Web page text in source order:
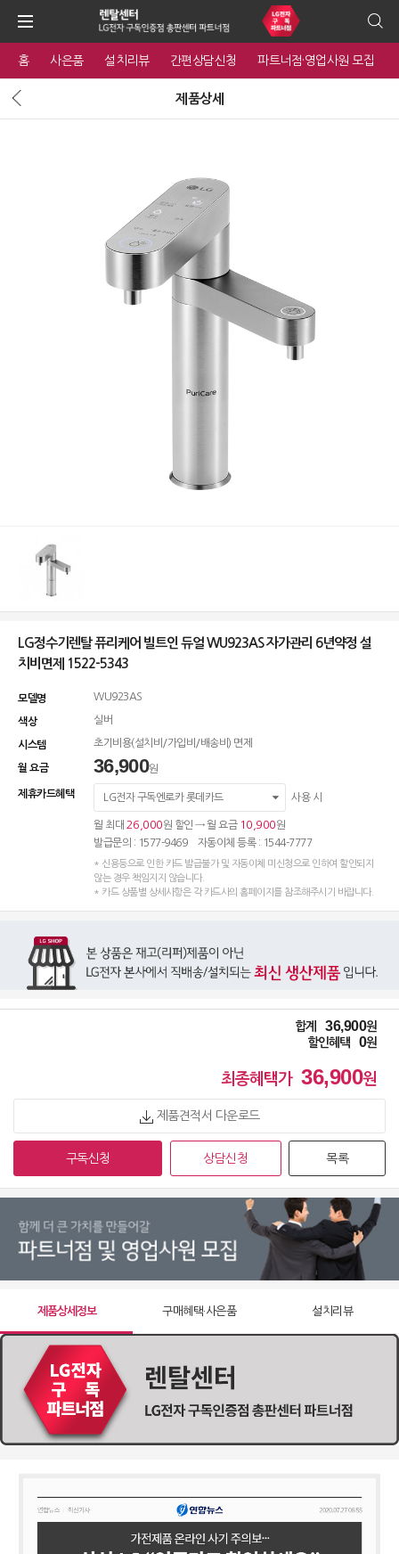
홈 사은품 설치리뷰 간편상담신청 파트너점·영업사원 모집
제품상세
LG정수기렌탈 퓨리케어 빌트인 듀얼 WU923AS 자가관리 6년약정 설
치비면제 1522-5343
모델명 WU923AS
색상 실버
시스템 초기비용(설치비/가입비/배송비) 면제
월 요금 36,900원
제휴카드혜택 LG전자 구독엔로카 롯데카드 사용 시
월 최대 26,000원 할인 → 월 요금 10,900원
발급문의 : 1577-9469 자동이체 등록 : 1544-7777
* 신용등으로 인한 카드 발급불가 및 자동이체 미신청으로 인하여 할인되지
않는 경우 책임지지 않습니다.
* 카드 상품별 상세사항은 각 카드사의 홈페이지를 참조해주시기 바랍니다.
합계 36,900원
할인혜택
0원
최종혜택가 36,900원
제품견적서 다운로드
구독신청 목록
상담신청
제품상세정보 구매혜택·사은품 설치리뷰